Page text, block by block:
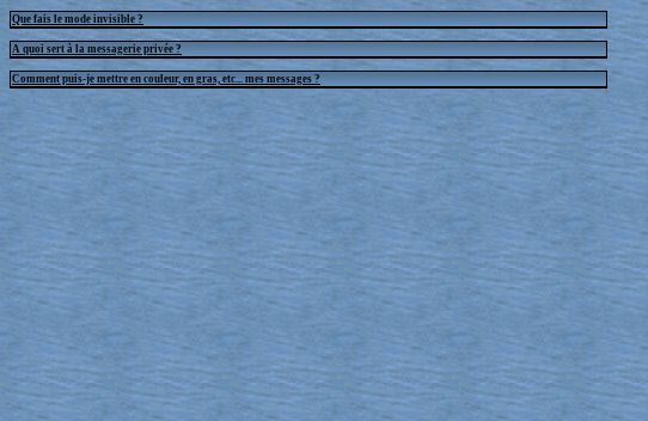
Que fais le mode invisible ?
A quoi sert à la messagerie privée ?
Comment puis-je mettre en couleur, en gras, etc... mes messages ?